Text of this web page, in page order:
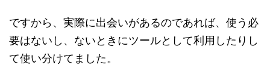
ですから、実際に出会いがあるのであれば、使う必
要はないし、ないときにツールとして利用したりし
て使い分けてました。